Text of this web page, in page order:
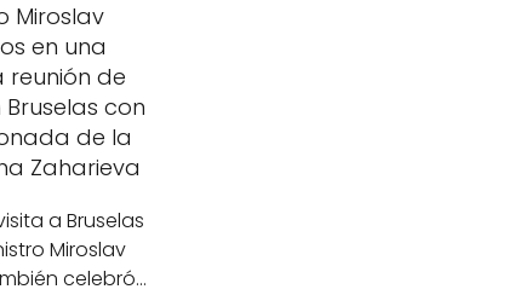
Miroslav
en una
reunión de
con
de la
Zaharieva
a Bruselas
Miroslav
celebró…